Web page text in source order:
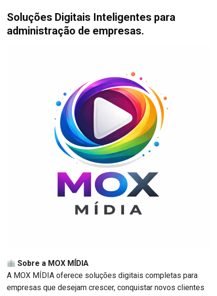
Soluções Digitais Inteligentes para
administração de empresas.
Sobre a MOX MÍDIA
A MOX MÍDIA oferece soluções digitais completas para
empresas que desejam crescer, conquistar novos clientes